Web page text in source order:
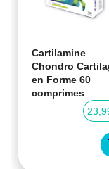
Cartilamine
Chondro
en Forme 60
comprimes